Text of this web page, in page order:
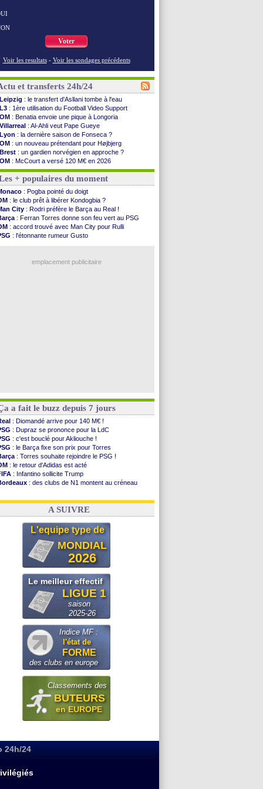
Voter
Voir les resultats - Voir les sondages précédents
et transferts 24h/24
Leipzig : le transfert d'Asllani tombe à l'eau
L3 : 1ère utilisation du Football Video Support
OM : Benatia envoie une pique à Longoria
Villarreal : Al-Ahli veut Pape Gueye
Lyon : la dernière saison de Fonseca ?
OM : un nouveau prétendant pour Højbjerg
Brest : un gardien norvégien en approche ?
OM : McCourt a versé 120 M€ en 2026
PSG: 4 retours dans le groupe face à Man Utd ...
Nice : Kevin Carlos va partir en Italie
L1: prison avec sursis requis contre un arbitre
Leganés: c'est signé pour Luca Zidane (off.)
Atletico: Ruggeri en route pour Aston Villa
Monaco : Filipe Luis soutient Biereth
Lyon : Mangala prêté à Getafe (officiel)
PSG: Nsoki va signer en Croatie
Arsenal: Naples vise Gabriel Jesus
: Haise a prolongé (officiel)
+ populaires du moment
: Pogba pointé du doigt
: le club prêt à libérer Kondogbia ?
City : Rodri préfère le Barça au Real !
: Ferran Torres donne son feu vert au PSG
: accord trouvé avec Man City pour Rulli
: l'étonnante rumeur Gusto
emplacement publicitaire
a fait le buzz depuis 7 jours
: Diomandé arrive pour 140 M€ !
: Dupraz se prononce pour la LdC
: c'est bouclé pour Akliouche !
: le Barça fixe son prix pour Torres
: Torres souhaite rejoindre le PSG !
: le retour d'Adidas est acté
: Infantino sollicite Trump
: des clubs de N1 montent au créneau
: le démenti de Leipzig pour Diomandé
A SUIVRE
L'equipe type de
MONDIAL
2026
Le meilleur effectif
LIGUE 1
saison
2025-26
Indice MF :
l'état de
FORME
des clubs en europe
Classements des
BUTEURS
en EUROPE
24h/24